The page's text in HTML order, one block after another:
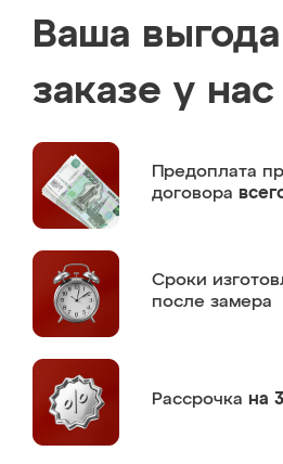
Ваша
заказе у нас
Предоплата
договора
Сроки
после замера
Рассрочка на